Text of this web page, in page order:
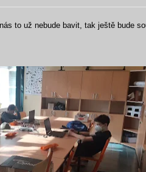
to už nebude bavit, tak ještě bude